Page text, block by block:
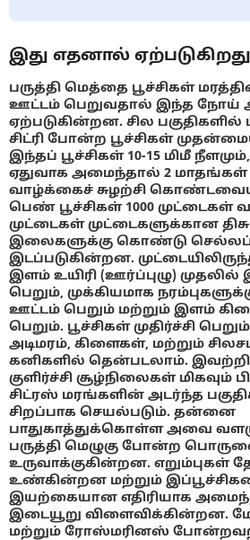
இது எதனால் ஏற்படுகிறது
பருத்தி மெத்தை பூச்சிகள்
ஊட்டம் பெறுவதால் இந்த நோய்
ஏற்படுகின்றன. சில
சிட்ரி போன்ற பூச்சிகள்
இந்தப் பூச்சிகள் 10-15 மிமீ
ஏதுவாக அமைந்தால் 2 மாதங்கள்
வாழ்க்கைச் சுழற்சி
பெண் பூச்சிகள் 1000 முட்டைகள்
முட்டைகள் முட்டைகளுக்கான
இலைகளுக்கு கொண்டு
இடப்படுகின்றன.
இளம் உயிரி (ஊர்ப்புழு)
பெறும், முக்கியமாக
ஊட்டம் பெறும் மற்றும் இளம்
பெறும். பூச்சிகள் முதிர்ச்சி
அடிமரம், கிளைகள், மற்றும்
கனிகளில் தென்படலாம்.
குளிர்ச்சி சூழ்நிலைகள் மிகவும்
சிட்ரஸ் மரங்களின் அடர்ந்த
சிறப்பாக செயல்படும். தன்னை
பாதுகாத்துக்கொள்ள அவை
பருத்தி மெழுகு போன்ற
உருவாக்குகின்றன. எறும்புகள்
உண்கின்றன மற்றும்
இயற்கையான எதிரியாக அமைந்த
இடையூறு விளைவிக்கின்றன.
மற்றும் ரோஸ்மரினஸ்